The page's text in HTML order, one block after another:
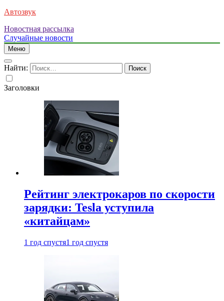
Автозвук
Новостная рассылка
Случайные новости
Меню
Найти:
Заголовки
Рейтинг электрокаров по скорости
зарядки: Tesla уступила
«китайцам»
1 год спустя1 год спустя